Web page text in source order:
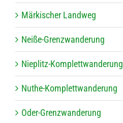
Mär­ki­scher Landweg
Neiße-Gren­z­­wan­­de­rung
Nie­­plitz-Kom­­p­let­t­­wan­­de­rung
Nuthe-Kom­­p­let­t­­wan­­de­rung
Oder-Gren­z­­wan­­de­rung